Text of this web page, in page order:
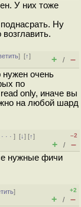
У них тоже
Ну
][↑]
+ / –
нужен очень
по
only, иначе вы
на любой шард
· · ·][↓] [↑]
–2
+ / –
нужные фичи
]
+2
+ / –